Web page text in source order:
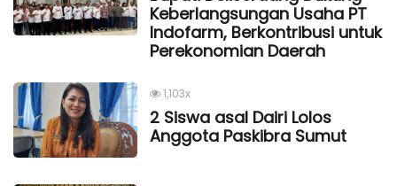
Keberlangsungan Usaha PT
Indofarm, Berkontribusi untuk
Perekonomian Daerah
1,103x
2 Siswa asal Dairi Lolos
Anggota Paskibra Sumut